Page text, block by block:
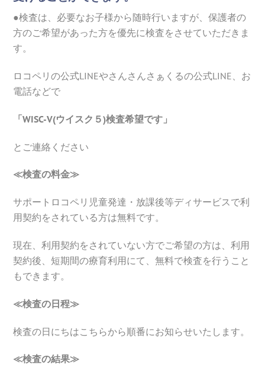
●検査は、必要なお子様から随時行いますが、保護者の
方のご希望があった方を優先に検査をさせていただきま
す。
ロコペリの公式LINEやさんさんさぁくるの公式LINE、お
電話などで
「WISC-V(ウイスク５)検査希望です」
とご連絡ください
≪検査の料金≫
サポートロコペリ児童発達・放課後等ディサービスで利
用契約をされている方は無料です。
現在、利用契約をされていない方でご希望の方は、利用
契約後、短期間の療育利用にて、無料で検査を行うこと
もできます。
≪検査の日程≫
検査の日にちはこちらから順番にお知らせいたします。
≪検査の結果≫